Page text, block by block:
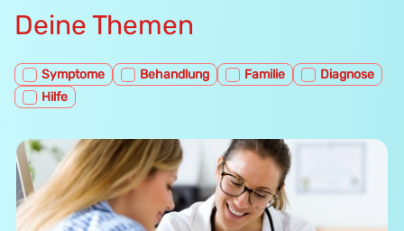
Deine Themen
Symptome Behandlung Familie
Diagnose
Hilfe